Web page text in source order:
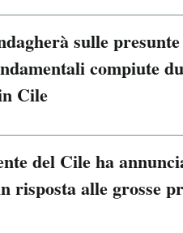
sulle
compiute
Cile
del Cile ha
risposta alle grosse